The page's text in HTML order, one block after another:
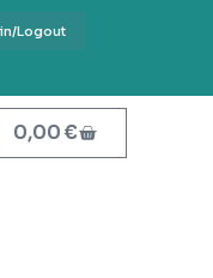
Logout
0,00€